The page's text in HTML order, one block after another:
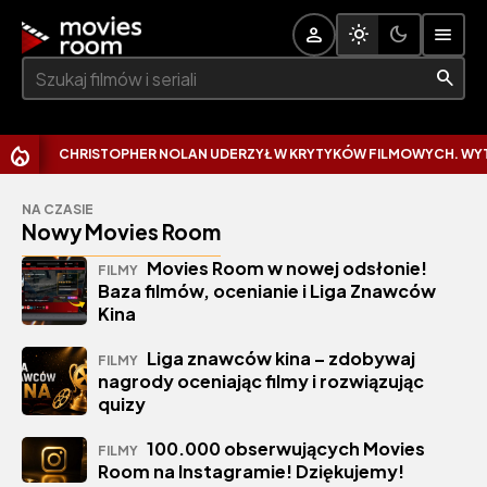
Szukaj:
CHRISTOPHER NOLAN UDERZYŁ W KRYTYKÓW FILMOWYCH.
NA CZASIE
Nowy Movies Room
FILMY Movies Room w nowej odsłonie!
Baza filmów, ocenianie i Liga Znawców
Kina
FILMY Liga znawców kina – zdobywaj
nagrody oceniając filmy i rozwiązując
quizy
FILMY 100.000 obserwujących Movies
Room na Instagramie! Dziękujemy!